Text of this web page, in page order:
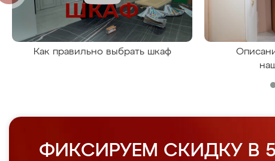
Как правильно выбрать шкаф
ФИКСИРУЕМ СКИДКУ В